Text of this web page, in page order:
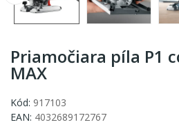
Priamočiara píla P1
MAX
Kód: 917103
EAN: 4032689172767